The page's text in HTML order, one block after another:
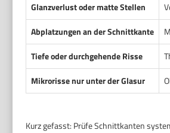
Glanzverlust oder matte Stellen
Abplatzungen an der Schnittkante
Tiefe oder durchgehende Risse
Mikrorisse nur unter der Glasur
Kurz gefasst: Prüfe Schnittkanten